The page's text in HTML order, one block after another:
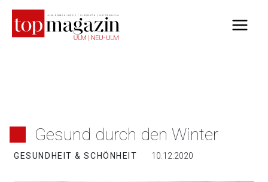
Inhalt
springen
Gesund durch den Winter
GESUNDHEIT & SCHÖNHEIT 10.12.2020